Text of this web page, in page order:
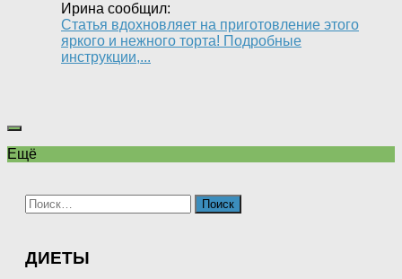
Ирина сообщил:
Статья вдохновляет на приготовление этого
яркого и нежного торта! Подробные
инструкции,...
Ещё
Найти:
ДИЕТЫ